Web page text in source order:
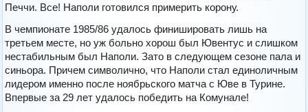
Печчи. Все! Наполи готовился примерить корону.
В чемпионате 1985/86 удалось финишировать лишь на
третьем месте, но уж больно хорош был Ювентус и слишком
нестабильным был Наполи. Зато в следующем сезоне пала и
синьора. Причем символично, что Наполи стал единоличным
лидером именно после ноябрьского матча с Юве в Турине.
Впервые за 29 лет удалось победить на Комунале!